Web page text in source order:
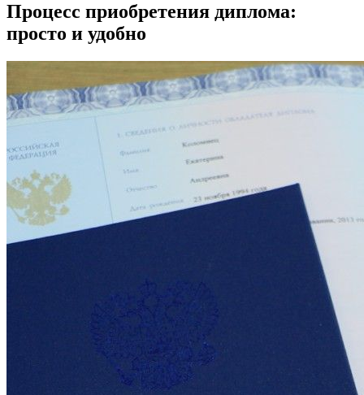
Процесс приобретения диплома:
просто и удобно